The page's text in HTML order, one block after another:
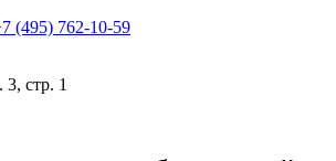
(495) 762-10-59
стр. 1